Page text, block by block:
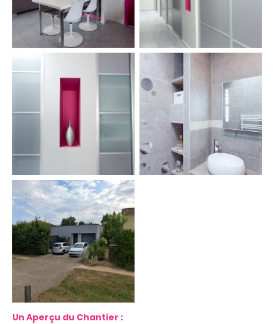
Un Aperçu du Chantier :